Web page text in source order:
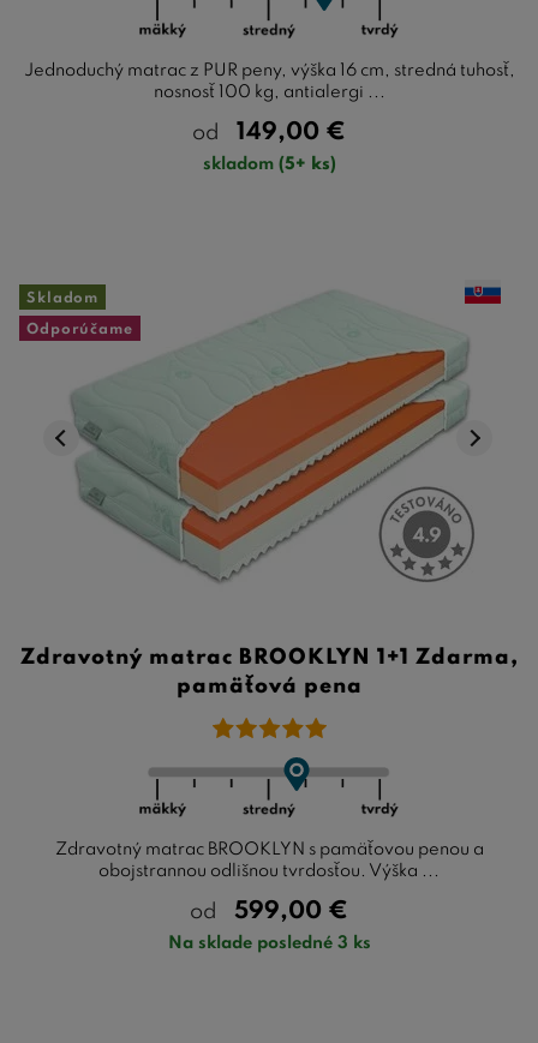
Jednoduchý matrac z PUR peny, výška 16 cm, stredná tuhosť,
nosnosť 100 kg, antialergi ...
od 149,00 €
skladom (5+ ks)
Skladom
Odporúčame
Zdravotný matrac BROOKLYN 1+1 Zdarma,
pamäťová pena
Zdravotný matrac BROOKLYN s pamäťovou penou a
obojstrannou odlišnou tvrdosťou. Výška ...
od 599,00 €
Na sklade posledné 3 ks